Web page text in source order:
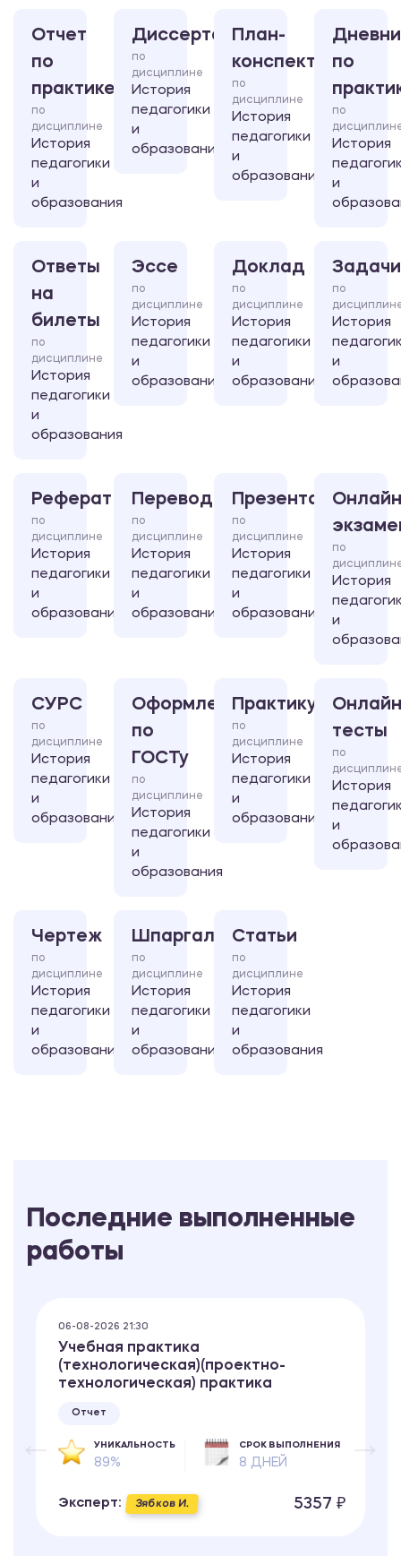
Отчет
по
практике
по
дисциплине
История
педагогики
и
образования
Диссертация
по
дисциплине
История
педагогики
и
образования
План-
конспект
по
дисциплине
История
педагогики
и
образования
по
по
История
и
Ответы
на
билеты
по
дисциплине
История
педагогики
и
образования
Эссе
по
дисциплине
История
педагогики
и
образования
Доклад
по
дисциплине
История
педагогики
и
образования
Задачи
по
История
и
Реферат
по
дисциплине
История
педагогики
и
образования
Перевод
по
дисциплине
История
педагогики
и
образования
Презентация
по
дисциплине
История
педагогики
и
образования
по
История
и
СУРС
по
дисциплине
История
педагогики
и
образования
Оформление
по
ГОСТу
по
дисциплине
История
педагогики
и
образования
Практикум
по
дисциплине
История
педагогики
и
образования
тесты
по
История
и
Чертеж
по
дисциплине
История
педагогики
и
образования
Шпаргалка
по
дисциплине
История
педагогики
и
образования
Статьи
по
дисциплине
История
педагогики
и
образования
Последние выполненные
работы
06-08-2026 21:30
Учебная практика
(технологическая)(проектно-
технологическая) практика
Отчет
УНИКАЛЬНОСТЬ
89%
СРОК ВЫПОЛНЕНИЯ
8 ДНЕЙ
Эксперт: Зябков И. 5357 ₽